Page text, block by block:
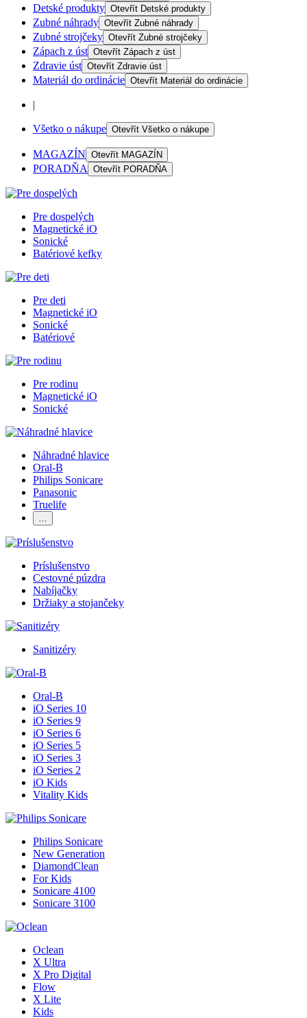
Detské produkty Otevřít Detské produkty
Zubné náhrady Otevřít Zubné náhrady
Zubné strojčeky Otevřít Zubné strojčeky
Zápach z úst Otevřít Zápach z úst
Zdravie úst Otevřít Zdravie úst
Materiál do ordinácie Otevřít Materiál do ordinácie
|
Všetko o nákupe Otevřít Všetko o nákupe
MAGAZÍN Otevřít MAGAZÍN
PORADŇA Otevřít PORADŇA
Pre dospelých
Magnetické iO
Sonické
Batériové kefky
Pre deti
Magnetické iO
Sonické
Batériové
Pre rodinu
Magnetické iO
Sonické
Náhradné hlavice
Oral-B
Philips Sonicare
Panasonic
Truelife
…
Príslušenstvo
Cestovné púzdra
Nabíjačky
Držiaky a stojančeky
Sanitizéry
Oral-B
iO Series 10
iO Series 9
iO Series 6
iO Series 5
iO Series 3
iO Series 2
iO Kids
Vitality Kids
Philips Sonicare
New Generation
DiamondClean
For Kids
Sonicare 4100
Sonicare 3100
Oclean
X Ultra
X Pro Digital
Flow
X Lite
Kids